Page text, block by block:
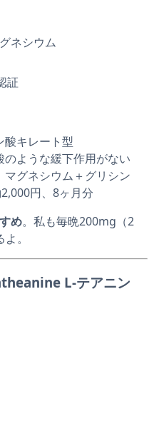
ネシウム
証
酸キレート型
のような緩下作用がない
マグネシウム＋グリシン
円、8ヶ月分
め。私も毎晩200mg（2
。
L-テアニン
サンテアニン）配合L-テア